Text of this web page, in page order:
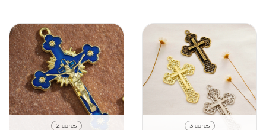
2 cores 3 cores